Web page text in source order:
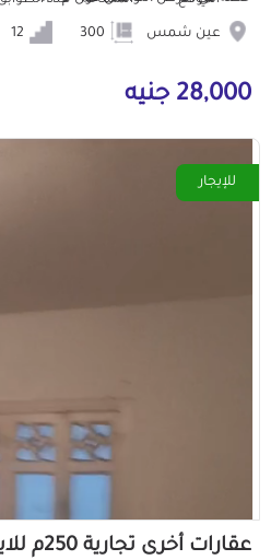
عين شمس
28,000 جنيه
للإيجار
عقارات